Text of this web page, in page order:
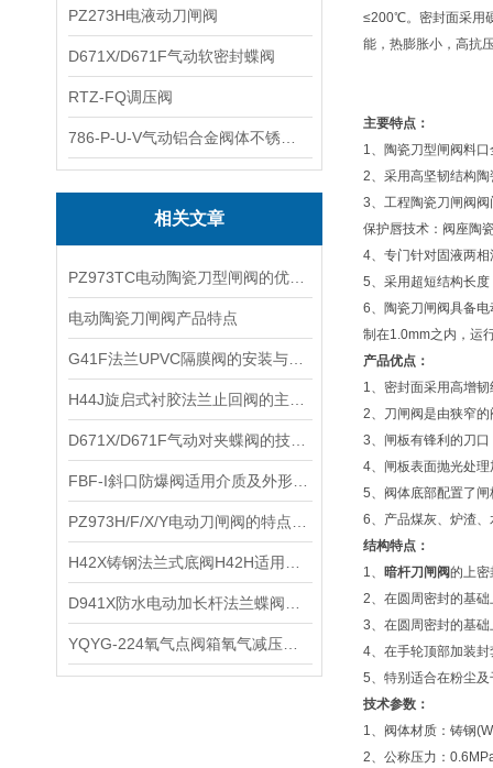
PZ273H电液动刀闸阀
D671X/D671F气动软密封蝶阀
RTZ-FQ调压阀
相关文章
电动陶瓷刀闸阀产品特点
≤200℃。密封面采用
能，热膨胀小，高抗
主要特点：
1、陶瓷刀型闸阀料
2、采用高坚韧结构
3、工程陶瓷刀闸阀
保护唇技术：阀座陶
4、专门针对固液两
5、采用超短结构长
6、陶瓷刀闸阀具备
制在1.0mm之内，运
产品优点：
1、密封面采用高增
2、刀闸阀是由狭窄
3、闸板有锋利的刀
4、闸板表面抛光处
5、阀体底部配置了
6、产品煤灰、炉渣
结构特点：
1、 暗杆刀闸阀的上密
2、在圆周密封的基
3、在圆周密封的基
4、在手轮顶部加装
5、特别适合在粉尘
技术参数：
1、阀体材质：铸钢
2、公称压力：